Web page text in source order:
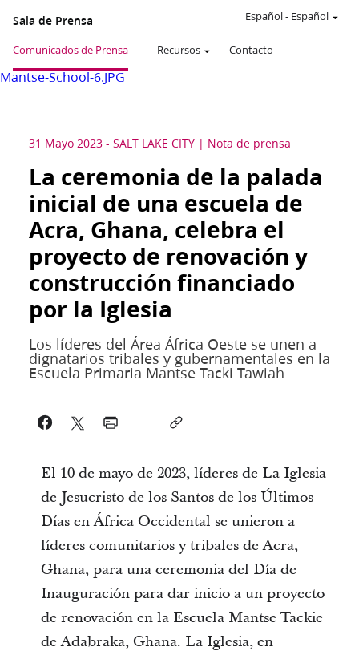
Sala de Prensa
Comunicados de Prensa Recursos Contacto
Español- Español
Mantse-School-6.JPG
31 Mayo 2023 - SALT LAKE CITY Nota de prensa
La ceremonia de la palada
inicial de una escuela de
Acra, Ghana, celebra el
proyecto de renovación y
construcción financiado
por la Iglesia
Los líderes del Área África Oeste se unen a
dignatarios tribales y gubernamentales en la
Escuela Primaria Mantse Tacki Tawiah
El 10 de mayo de 2023, líderes de La Iglesia
de Jesucristo de los Santos de los Últimos
Días en África Occidental se unieron a
líderes comunitarios y tribales de Acra,
Ghana, para una ceremonia del Día de
Inauguración para dar inicio a un proyecto
de renovación en la Escuela Mantse Tackie
de Adabraka, Ghana. La Iglesia, en